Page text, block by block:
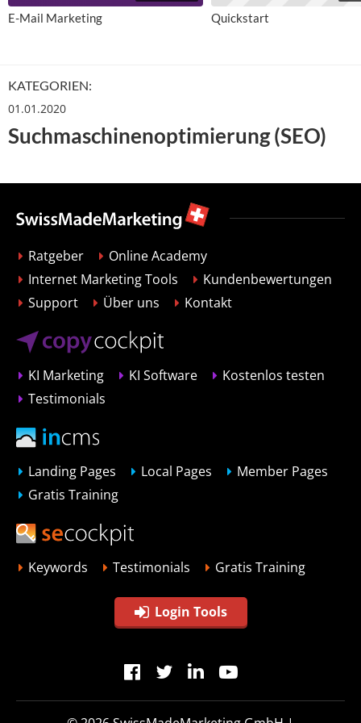
E-Mail Marketing Quickstart
KATEGORIEN:
01.01.2020
Suchmaschinenoptimierung (SEO)
Ratgeber
Online Academy
Internet Marketing Tools
Kundenbewertungen
Support
Über uns Kontakt
KI Marketing KI Software
Kostenlos testen
Testimonials
Landing Pages Local Pages
Member Pages
Gratis Training
Keywords Testimonials Gratis Training
Login Tools